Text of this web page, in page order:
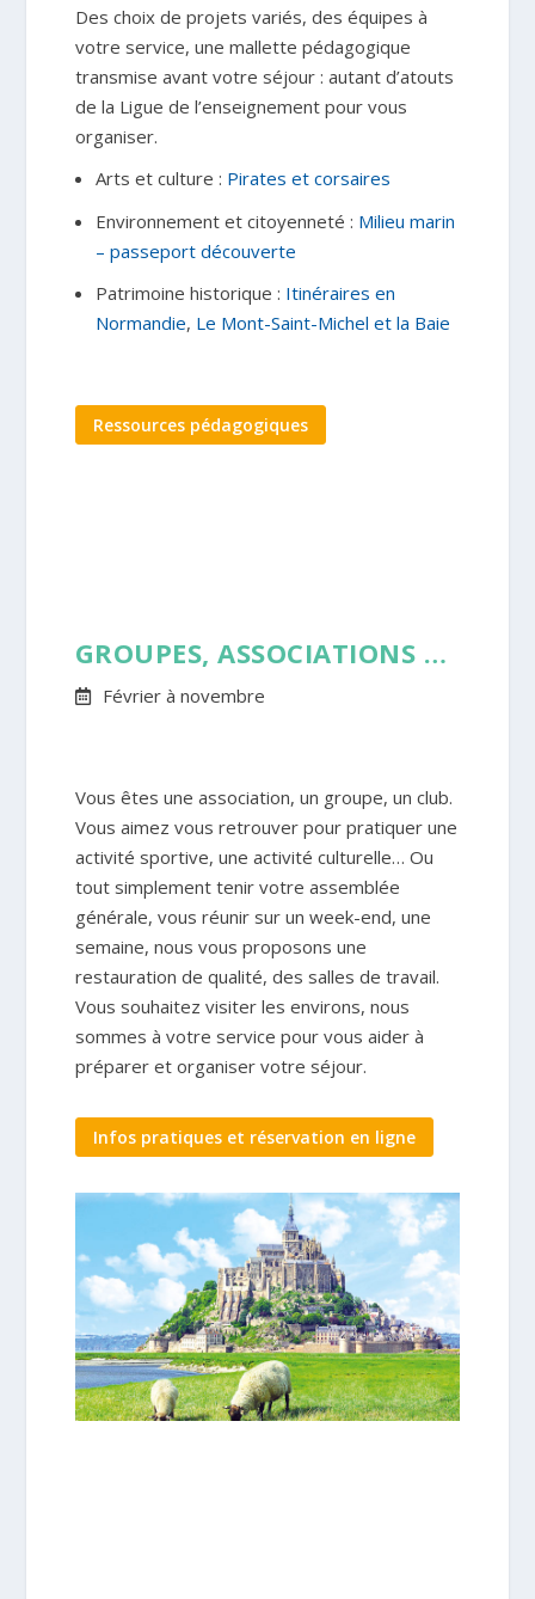
Des choix de projets variés, des équipes à
votre service, une mallette pédagogique
transmise avant votre séjour : autant d’atouts
de la Ligue de l’enseignement pour vous
organiser.
Arts et culture : Pirates et corsaires
Environnement et citoyenneté : Milieu marin
– passeport découverte
Patrimoine historique : Itinéraires en
Normandie, Le Mont-Saint-Michel et la Baie
Ressources pédagogiques
GROUPES, ASSOCIATIONS …
Février à novembre
Vous êtes une association, un groupe, un club.
Vous aimez vous retrouver pour pratiquer une
activité sportive, une activité culturelle… Ou
tout simplement tenir votre assemblée
générale, vous réunir sur un week-end, une
semaine, nous vous proposons une
restauration de qualité, des salles de travail.
Vous souhaitez visiter les environs, nous
sommes à votre service pour vous aider à
préparer et organiser votre séjour.
Infos pratiques et réservation en ligne